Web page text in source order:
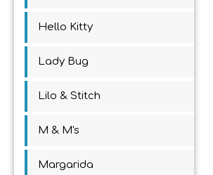
Hello Kitty
Lady Bug
Lilo & Stitch
M & M's
Margarida